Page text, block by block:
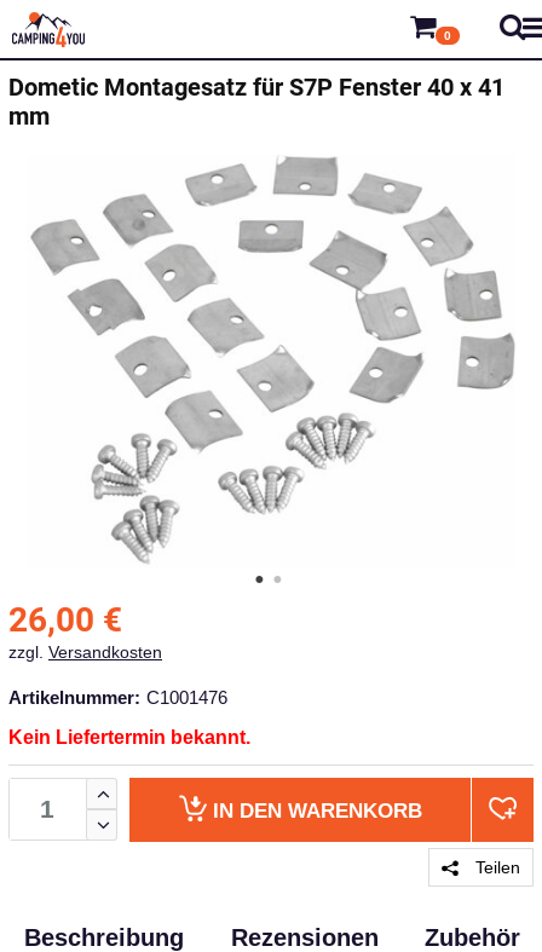
0
Dometic Montagesatz für S7P Fenster 40 x 41
mm
26,00 €
zzgl. Versandkosten
Artikelnummer: C1001476
Kein Liefertermin bekannt.
IN DEN WARENKORB
Teilen
Beschreibung Rezensionen Zubehör